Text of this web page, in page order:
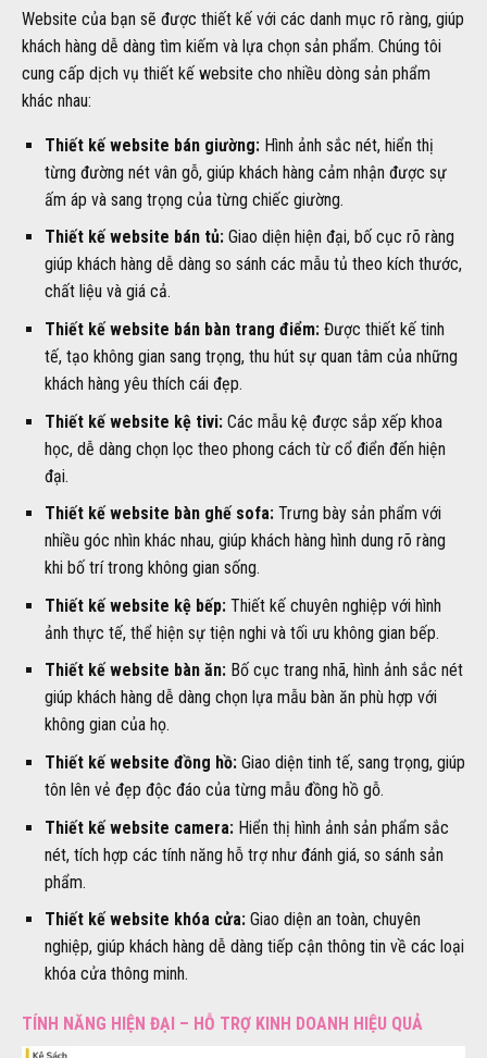
Website của bạn sẽ được thiết kế với các danh mục rõ ràng, giúp
khách hàng dễ dàng tìm kiếm và lựa chọn sản phẩm. Chúng tôi
cung cấp dịch vụ thiết kế website cho nhiều dòng sản phẩm
khác nhau:
Thiết kế website bán giường:Hình ảnh sắc nét, hiển thị
từng đường nét vân gỗ, giúp khách hàng cảm nhận được sự
ấm áp và sang trọng của từng chiếc giường.
Thiết kế website bán tủ:Giao diện hiện đại, bố cục rõ ràng
giúp khách hàng dễ dàng so sánh các mẫu tủ theo kích thước,
chất liệu và giá cả.
Thiết kế website bán bàn trang điểm:Được thiết kế tinh
tế, tạo không gian sang trọng, thu hút sự quan tâm của những
khách hàng yêu thích cái đẹp.
Thiết kế website kệ tivi:Các mẫu kệ được sắp xếp khoa
học, dễ dàng chọn lọc theo phong cách từ cổ điển đến hiện
đại.
Thiết kế website bàn ghế sofa:Trưng bày sản phẩm với
nhiều góc nhìn khác nhau, giúp khách hàng hình dung rõ ràng
khi bố trí trong không gian sống.
Thiết kế website kệ bếp:Thiết kế chuyên nghiệp với hình
ảnh thực tế, thể hiện sự tiện nghi và tối ưu không gian bếp.
Thiết kế website bàn ăn:Bố cục trang nhã, hình ảnh sắc nét
giúp khách hàng dễ dàng chọn lựa mẫu bàn ăn phù hợp với
không gian của họ.
Thiết kế website đồng hồ:Giao diện tinh tế, sang trọng, giúp
tôn lên vẻ đẹp độc đáo của từng mẫu đồng hồ gỗ.
Thiết kế website camera:Hiển thị hình ảnh sản phẩm sắc
nét, tích hợp các tính năng hỗ trợ như đánh giá, so sánh sản
phẩm.
Thiết kế website khóa cửa:Giao diện an toàn, chuyên
nghiệp, giúp khách hàng dễ dàng tiếp cận thông tin về các loại
khóa cửa thông minh.
TÍNH NĂNG HIỆN ĐẠI – HỖ TRỢ KINH DOANH HIỆU QUẢ